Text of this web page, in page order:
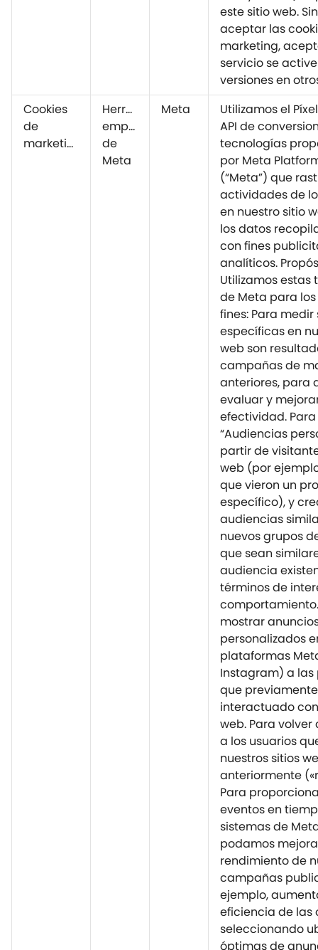
este sitio web.
aceptar las
marketing,
servicio se
versiones en
Cookies
de
marketing
Herramientas
empresariales
de
Meta
Meta
Utilizamos el
API de
tecnologías
por Meta
(“Meta”) que
actividades de
en nuestro sitio
los datos
con fines
analíticos.
Utilizamos estas
de Meta para
fines: Para
específicas en
web son
campañas de
anteriores, para
evaluar y
efectividad.
“Audiencias
partir de
web (por
que vieron un
específico), y
audiencias
nuevos grupos
que sean
audiencia
términos de
mostrar
personalizados
plataformas
Instagram) a las
que
interactuado
web. Para
a los usuarios
nuestros sitios
anteriormente
Para
eventos en
sistemas de
podamos
rendimiento de
campañas
ejemplo,
eficiencia de las
seleccionando
óptimas de